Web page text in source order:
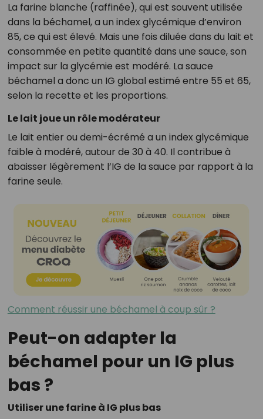
La farine blanche (raffinée), qui est souvent utilisée
dans la béchamel, a un index glycémique d’environ
85, ce qui est élevé. Mais une fois diluée dans du lait et
consommée en petite quantité dans une sauce, son
impact sur la glycémie est modéré. La sauce
béchamel a donc un IG global estimé entre 55 et 65,
selon la recette et les proportions.
Le lait joue un rôle modérateur
Le lait entier ou demi-écrémé a un index glycémique
faible à modéré, autour de 30 à 40. Il contribue à
abaisser légèrement l’IG de la sauce par rapport à la
farine seule.
Comment réussir une béchamel à coup sûr ?
Peut-on adapter la
béchamel pour un IG plus
bas ?
Utiliser une farine à IG plus bas